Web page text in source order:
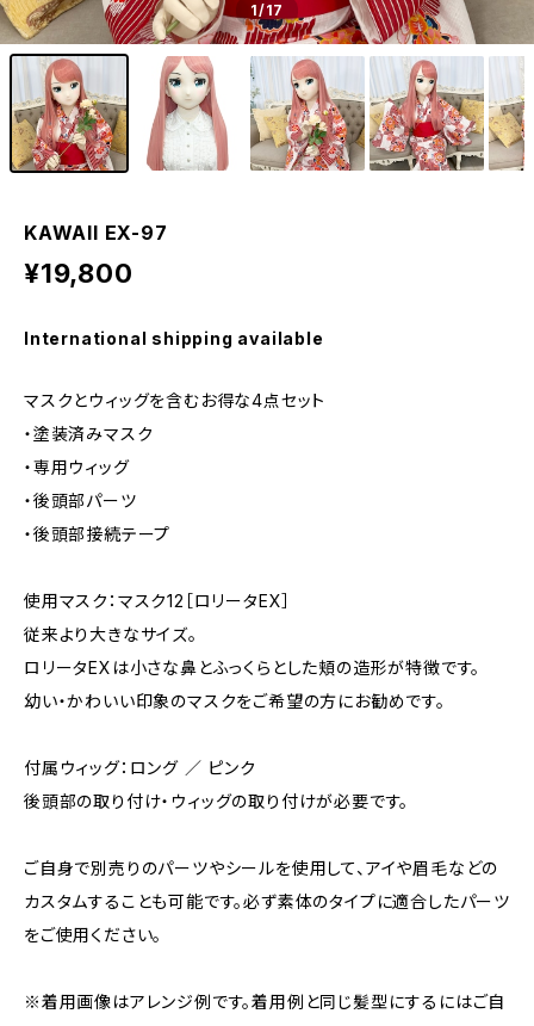
1/17
KAWAII EX-97
¥19,800
International shipping available
マスクとウィッグを含むお得な4点セット
・塗装済みマスク
・専用ウィッグ
・後頭部パーツ
・後頭部接続テープ
使用マスク：マスク12［ロリータEX］
従来より大きなサイズ。
ロリータEXは小さな鼻とふっくらとした頬の造形が特徴です。
幼い・かわいい印象のマスクをご希望の方にお勧めです。
付属ウィッグ：ロング ／ ピンク
後頭部の取り付け・ウィッグの取り付けが必要です。
ご自身で別売りのパーツやシールを使用して、アイや眉毛などの
カスタムすることも可能です。必ず素体のタイプに適合したパーツ
をご使用ください。
※着用画像はアレンジ例です。着用例と同じ髪型にするにはご自